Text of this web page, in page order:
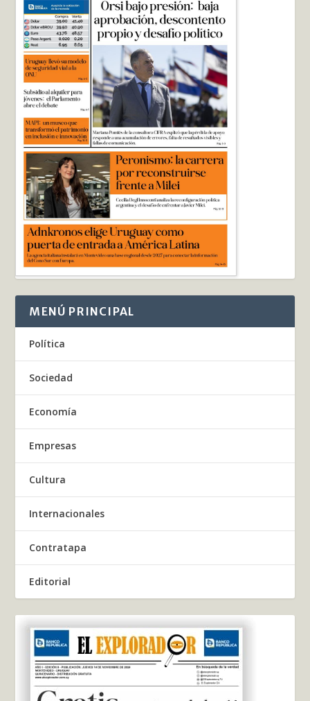
MENÚ PRINCIPAL
Política
Sociedad
Economía
Empresas
Cultura
Internacionales
Contratapa
Editorial